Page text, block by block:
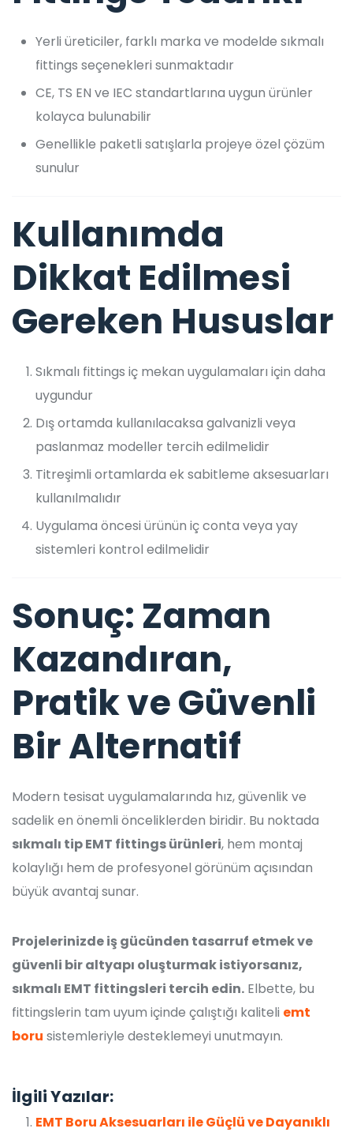
Yerli üreticiler, farklı marka ve modelde sıkmalı
fittings seçenekleri sunmaktadır
CE, TS EN ve IEC standartlarına uygun ürünler
kolayca bulunabilir
Genellikle paketli satışlarla projeye özel çözüm
sunulur
Kullanımda
Dikkat Edilmesi
Gereken Hususlar
Sıkmalı fittings iç mekan uygulamaları için daha
uygundur
Dış ortamda kullanılacaksa galvanizli veya
paslanmaz modeller tercih edilmelidir
Titreşimli ortamlarda ek sabitleme aksesuarları
kullanılmalıdır
Uygulama öncesi ürünün iç conta veya yay
sistemleri kontrol edilmelidir
Sonuç: Zaman
Kazandıran,
Pratik ve Güvenli
Bir Alternatif
Modern tesisat uygulamalarında hız, güvenlik ve
sadelik en önemli önceliklerden biridir. Bu noktada
sıkmalı tip EMT fittings ürünleri, hem montaj
kolaylığı hem de profesyonel görünüm açısından
büyük avantaj sunar.
Projelerinizde iş gücünden tasarruf etmek ve
güvenli bir altyapı oluşturmak istiyorsanız,
sıkmalı EMT fittingsleri tercih edin. Elbette, bu
fittingslerin tam uyum içinde çalıştığı kaliteli emt
boru sistemleriyle desteklemeyi unutmayın.
İlgili Yazılar:
EMT Boru Aksesuarları ile Güçlü ve Dayanıklı